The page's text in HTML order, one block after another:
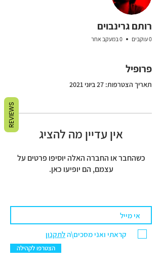
רותם גרינבוים
0 עוקבים 0 במעקב אחר
פרופיל
תאריך הצטרפות: 27 ביוני 2021
אין עדיין מה להציג
כשהחבר או החברה האלה יוסיפו פרטים על
עצמם, הם יופיעו כאן.
קראתי ואני מסכים\הלתקנון
הצטרפו לקהילה
REVIEWS